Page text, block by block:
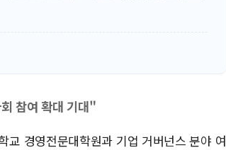
참여 확대 기대"
경영전문대학원과 기업 거버넌스 분야 여